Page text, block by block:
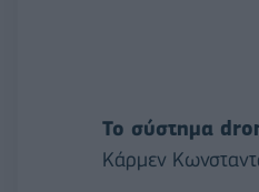
Το σύστημα
Κάρμεν